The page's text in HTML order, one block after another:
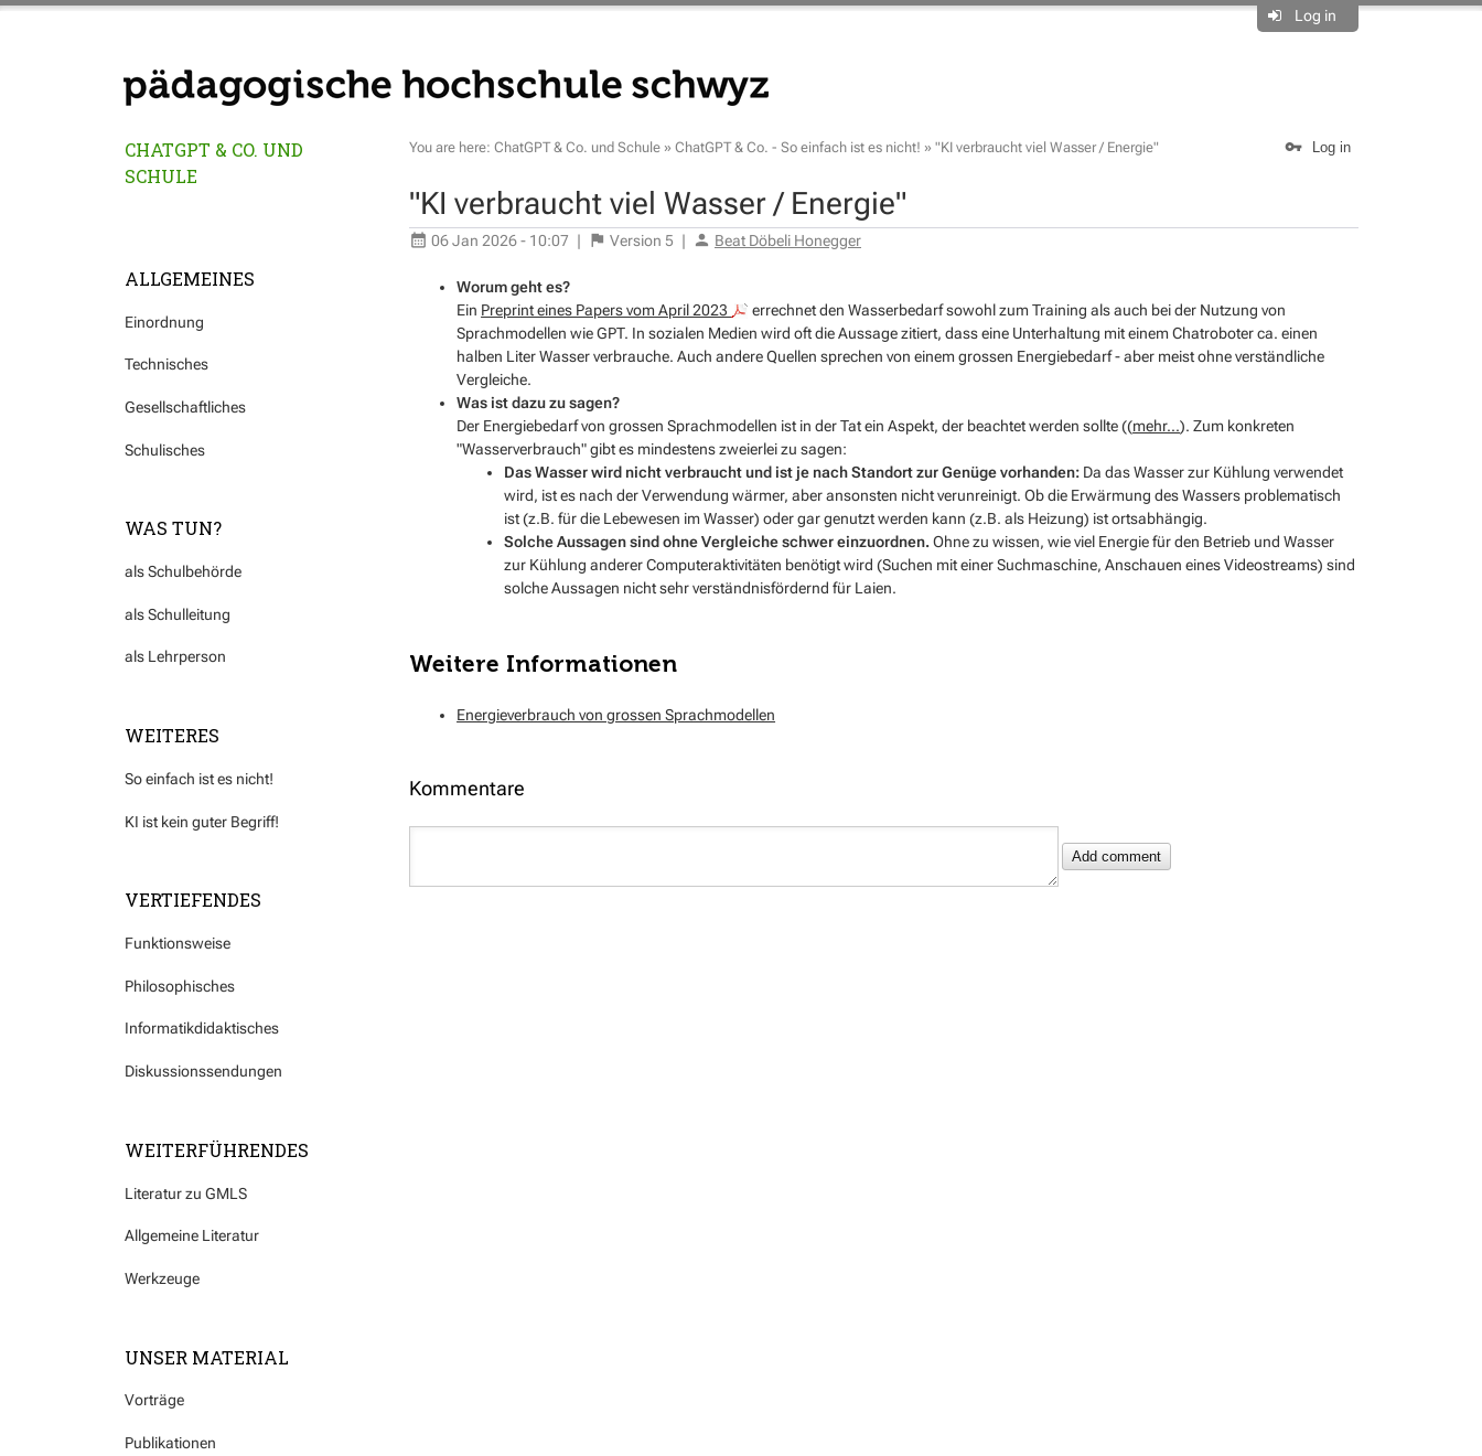
Log in
CHATGPT & CO. UND
SCHULE
ALLGEMEINES
Einordnung
Technisches
Gesellschaftliches
Schulisches
WAS TUN?
als Schulbehörde
als Schulleitung
als Lehrperson
WEITERES
So einfach ist es nicht!
KI ist kein guter Begriff!
VERTIEFENDES
Funktionsweise
Philosophisches
Informatikdidaktisches
Diskussionssendungen
WEITERFÜHRENDES
Literatur zu GMLS
Allgemeine Literatur
Werkzeuge
UNSER MATERIAL
Vorträge
Publikationen
Log in
You are here: ChatGPT & Co. und Schule » ChatGPT & Co. - So einfach ist es nicht! » "KI verbraucht viel Wasser / Energie"
"KI verbraucht viel Wasser / Energie"
06 Jan 2026 - 10:07 | Version 5 | Beat Döbeli Honegger
Worum geht es?
Ein Preprint eines Papers vom April 2023
errechnet den Wasserbedarf sowohl zum Training als auch bei der Nutzung von
Sprachmodellen wie GPT. In sozialen Medien wird oft die Aussage zitiert, dass eine Unterhaltung mit einem Chatroboter ca. einen
halben Liter Wasser verbrauche. Auch andere Quellen sprechen von einem grossen Energiebedarf - aber meist ohne verständliche
Vergleiche.
Was ist dazu zu sagen?
Der Energiebedarf von grossen Sprachmodellen ist in der Tat ein Aspekt, der beachtet werden sollte ((mehr...). Zum konkreten
"Wasserverbrauch" gibt es mindestens zweierlei zu sagen:
Das Wasser wird nicht verbraucht und ist je nach Standort zur Genüge vorhanden: Da das Wasser zur Kühlung verwendet
wird, ist es nach der Verwendung wärmer, aber ansonsten nicht verunreinigt. Ob die Erwärmung des Wassers problematisch
ist (z.B. für die Lebewesen im Wasser) oder gar genutzt werden kann (z.B. als Heizung) ist ortsabhängig.
Solche Aussagen sind ohne Vergleiche schwer einzuordnen.Ohne zu wissen, wie viel Energie für den Betrieb und Wasser
zur Kühlung anderer Computeraktivitäten benötigt wird (Suchen mit einer Suchmaschine, Anschauen eines Videostreams) sind
solche Aussagen nicht sehr verständnisfördernd für Laien.
Weitere Informationen
Energieverbrauch von grossen Sprachmodellen
Kommentare